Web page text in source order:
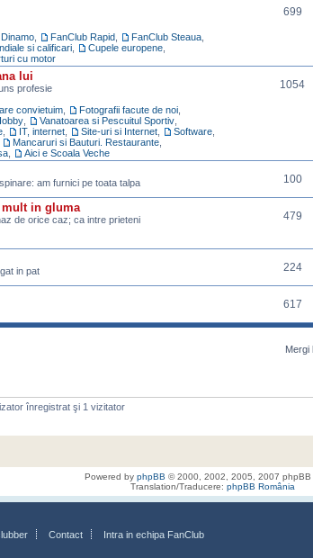
FanClub Rapid FanClub Steaua
si calificari Cupele europene
cu motor
699
lui
profesie
convietuim Fotografii facute de noi
Vanatoarea si Pescuitul Sportiv
IT, internet Site-uri si Internet Software
Mancaruri si Bauturi. Restaurante
Aici e Scoala Veche
1054
am furnici pe toata talpa 100
in gluma
de orice caz; ca intre prieteni
479
in pat 224
617
Mergi
înregistrat şi 1 vizitator
Powered by phpBB © 2000, 2002, 2005, 2007 phpBB
Translation/Traducere: phpBB România
Contact Intra in echipa FanClub